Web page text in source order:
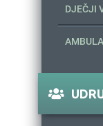
DJEČJI